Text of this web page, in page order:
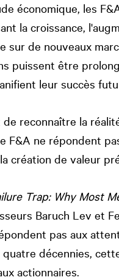
économique, les
la croissance,
sur de nouveaux
puissent être
leur succès
reconnaître la
F&A ne répondent
création de valeur
Trap: Why Most
Baruch Lev et
pas aux
décennies,
actionnaires.